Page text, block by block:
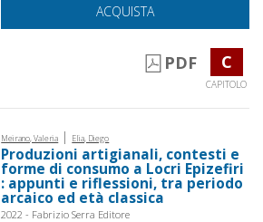
ACQUISTA
PDF C
CAPITOLO
Meirano, Valeria | Elia, Diego
Produzioni artigianali, contesti e
forme di consumo a Locri Epizefiri
: appunti e riflessioni, tra periodo
arcaico ed età classica
2022 - Fabrizio Serra Editore